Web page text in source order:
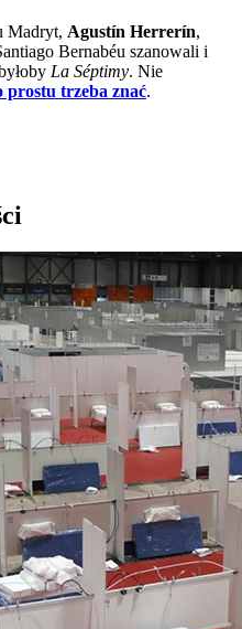
Madryt, Agustín Herrerín,
Bernabéu szanowali i
La Séptimy. Nie
prostu trzeba znać.